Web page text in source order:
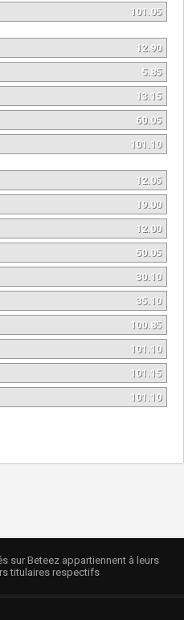
101.05
12.90
5.85
13.15
60.05
101.10
12.05
19.00
12.00
50.05
30.10
35.10
100.85
101.10
101.15
101.10
sur Beteez appartiennent à leurs
titulaires respectifs